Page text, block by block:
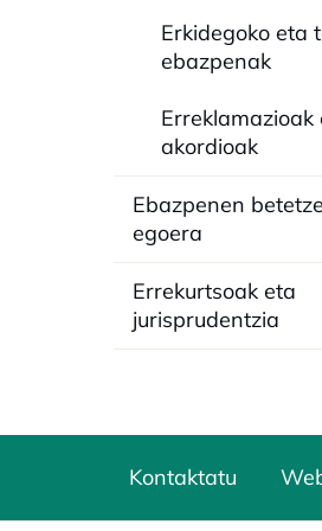
Erkidegoko eta
ebazpenak
Erreklamazioak
akordioak
Ebazpenen
egoera
Errekurtsoak eta
jurisprudentzia
Kontaktatu